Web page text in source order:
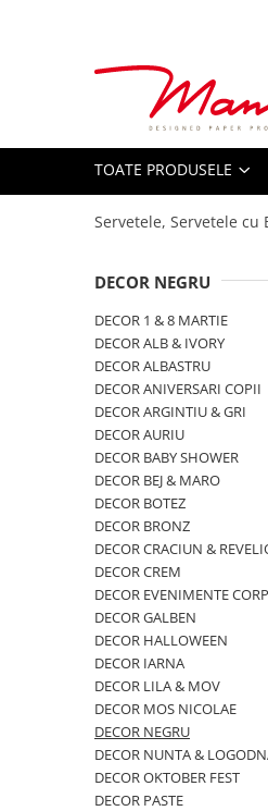
Toate Produsele
IMPRIMEU
SERVETELE FESTIVE
ANIVERSARE SAU BOTEZ
AURIU, ARGINTIU & BRONZ
UNICE, Gama SPANLIN
TEMATICA MARINA - PESCARESTI
RUSTICE - VANATORESTI
VALENTINE'S DAY /DRAGOBETE
1 & 8 MARTIE
PAŞTE / EASTER
TEMATICA CULINARA
IARNA-CRACIUN-REVELION
SERVETELE CU BUZUNAR TACAMURI
SOFTPOINT, Best Seller
TOATE PRODUSELE
Servetele, Servetele cu
DECOR NEGRU
DECOR 1 & 8 MARTIE
DECOR ALB & IVORY
DECOR ALBASTRU
DECOR ANIVERSARI COPII
DECOR ARGINTIU & GRI
DECOR AURIU
DECOR BABY SHOWER
DECOR BEJ & MARO
DECOR BOTEZ
DECOR BRONZ
DECOR CRACIUN &
DECOR CREM
DECOR EVENIMENTE
DECOR GALBEN
DECOR HALLOWEEN
DECOR IARNA
DECOR LILA & MOV
DECOR MOS NICOLAE
DECOR NEGRU
DECOR NUNTA &
DECOR OKTOBER FEST
DECOR PASTE